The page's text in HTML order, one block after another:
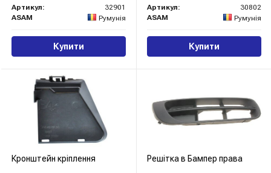
Артикул:
32901
ASAM
Румунія
Купити
Артикул:
30802
ASAM
Румунія
Купити
Кронштейн кріплення Решітка в Бампер права